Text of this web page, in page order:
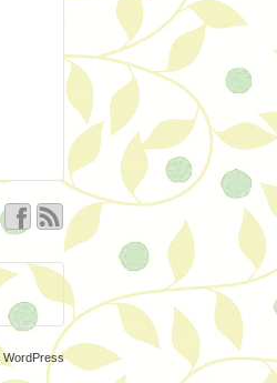
WordPress